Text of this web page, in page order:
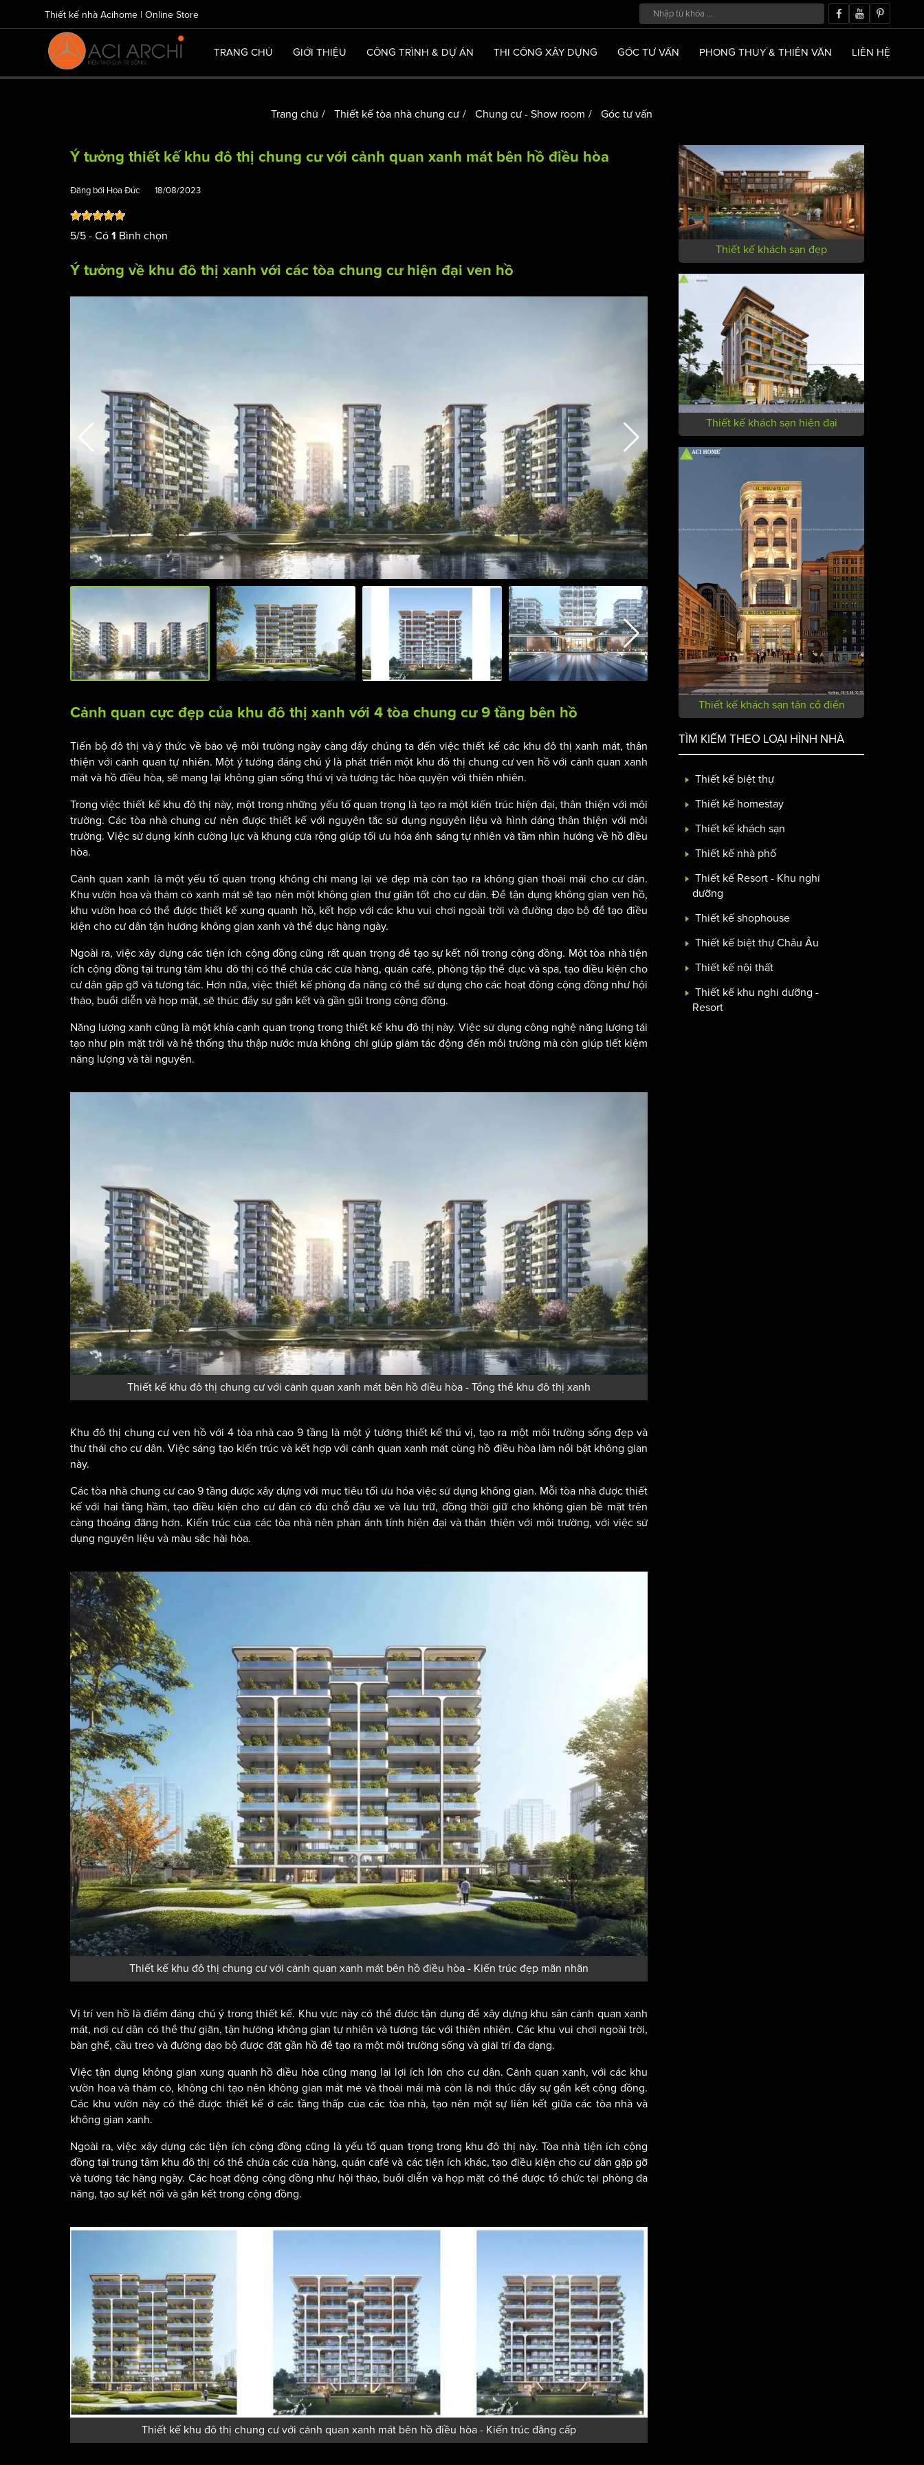
Thiết kế nhà Acihome | Online Store
TRANG CHỦ GIỚI THIỆU CÔNG TRÌNH & DỰ ÁN THI CÔNG XÂY DỰNG GÓC TƯ VẤN PHONG THUỶ & THIÊN VĂN LIÊN HỆ
Trang chủ Thiết kế tòa nhà chung cư Chung cư - Show room Góc tư vấn
Ý tưởng thiết kế khu đô thị chung cư với cảnh quan xanh mát bên hồ điều hòa
Đăng bởi Họa Đức 18/08/2023
5/5 - Có 1 Bình chọn
Ý tưởng về khu đô thị xanh với các tòa chung cư hiện đại ven hồ
Cảnh quan cực đẹp của khu đô thị xanh với 4 tòa chung cư 9 tầng bên hồ
Tiến bộ đô thị và ý thức về bảo vệ môi trường ngày càng đẩy chúng ta đến việc thiết kế các khu đô thị xanh mát, thân
thiện với cảnh quan tự nhiên. Một ý tưởng đáng chú ý là phát triển một khu đô thị chung cư ven hồ với cảnh quan xanh
mát và hồ điều hòa, sẽ mang lại không gian sống thú vị và tương tác hòa quyện với thiên nhiên.
Trong việc thiết kế khu đô thị này, một trong những yếu tố quan trọng là tạo ra một kiến trúc hiện đại, thân thiện với môi
trường. Các tòa nhà chung cư nên được thiết kế với nguyên tắc sử dụng nguyên liệu và hình dáng thân thiện với môi
trường. Việc sử dụng kính cường lực và khung cửa rộng giúp tối ưu hóa ánh sáng tự nhiên và tầm nhìn hướng về hồ điều
hòa.
Cảnh quan xanh là một yếu tố quan trọng không chỉ mang lại vẻ đẹp mà còn tạo ra không gian thoải mái cho cư dân.
Khu vườn hoa và thảm cỏ xanh mát sẽ tạo nên một không gian thư giãn tốt cho cư dân. Để tận dụng không gian ven hồ,
khu vườn hoa có thể được thiết kế xung quanh hồ, kết hợp với các khu vui chơi ngoài trời và đường dạo bộ để tạo điều
kiện cho cư dân tận hưởng không gian xanh và thể dục hàng ngày.
Ngoài ra, việc xây dựng các tiện ích cộng đồng cũng rất quan trọng để tạo sự kết nối trong cộng đồng. Một tòa nhà tiện
ích cộng đồng tại trung tâm khu đô thị có thể chứa các cửa hàng, quán café, phòng tập thể dục và spa, tạo điều kiện cho
cư dân gặp gỡ và tương tác. Hơn nữa, việc thiết kế phòng đa năng có thể sử dụng cho các hoạt động cộng đồng như hội
thảo, buổi diễn và họp mặt, sẽ thúc đẩy sự gắn kết và gần gũi trong cộng đồng.
Năng lượng xanh cũng là một khía cạnh quan trọng trong thiết kế khu đô thị này. Việc sử dụng công nghệ năng lượng tái
tạo như pin mặt trời và hệ thống thu thập nước mưa không chỉ giúp giảm tác động đến môi trường mà còn giúp tiết kiệm
năng lượng và tài nguyên.
Thiết kế khu đô thị chung cư với cảnh quan xanh mát bên hồ điều hòa - Tổng thể khu đô thị xanh
Khu đô thị chung cư ven hồ với 4 tòa nhà cao 9 tầng là một ý tưởng thiết kế thú vị, tạo ra một môi trường sống đẹp và
thư thái cho cư dân. Việc sáng tạo kiến trúc và kết hợp với cảnh quan xanh mát cùng hồ điều hòa làm nổi bật không gian
này.
Các tòa nhà chung cư cao 9 tầng được xây dựng với mục tiêu tối ưu hóa việc sử dụng không gian. Mỗi tòa nhà được thiết
kế với hai tầng hầm, tạo điều kiện cho cư dân có đủ chỗ đậu xe và lưu trữ, đồng thời giữ cho không gian bề mặt trên
càng thoáng đãng hơn. Kiến trúc của các tòa nhà nên phản ánh tính hiện đại và thân thiện với môi trường, với việc sử
dụng nguyên liệu và màu sắc hài hòa.
Thiết kế khu đô thị chung cư với cảnh quan xanh mát bên hồ điều hòa - Kiến trúc đẹp mãn nhãn
Vị trí ven hồ là điểm đáng chú ý trong thiết kế. Khu vực này có thể được tận dụng để xây dựng khu sân cảnh quan xanh
mát, nơi cư dân có thể thư giãn, tận hưởng không gian tự nhiên và tương tác với thiên nhiên. Các khu vui chơi ngoài trời,
bàn ghế, cầu treo và đường dạo bộ được đặt gần hồ để tạo ra một môi trường sống và giải trí đa dạng.
Việc tận dụng không gian xung quanh hồ điều hòa cũng mang lại lợi ích lớn cho cư dân. Cảnh quan xanh, với các khu
vườn hoa và thảm cỏ, không chỉ tạo nên không gian mát mẻ và thoải mái mà còn là nơi thúc đẩy sự gắn kết cộng đồng.
Các khu vườn này có thể được thiết kế ở các tầng thấp của các tòa nhà, tạo nên một sự liên kết giữa các tòa nhà và
không gian xanh.
Ngoài ra, việc xây dựng các tiện ích cộng đồng cũng là yếu tố quan trọng trong khu đô thị này. Tòa nhà tiện ích cộng
đồng tại trung tâm khu đô thị có thể chứa các cửa hàng, quán café và các tiện ích khác, tạo điều kiện cho cư dân gặp gỡ
và tương tác hàng ngày. Các hoạt động cộng đồng như hội thảo, buổi diễn và họp mặt có thể được tổ chức tại phòng đa
năng, tạo sự kết nối và gắn kết trong cộng đồng.
Thiết kế khu đô thị chung cư với cảnh quan xanh mát bên hồ điều hòa - Kiến trúc đẳng cấp
Thiết kế khách sạn đẹp
Thiết kế khách sạn hiện đại
Thiết kế khách sạn tân cổ điển
TÌM KIẾM THEO LOẠI HÌNH NHÀ
Thiết kế biệt thự
Thiết kế homestay
Thiết kế khách sạn
Thiết kế nhà phố
Thiết kế Resort - Khu nghỉ
dưỡng
Thiết kế shophouse
Thiết kế biệt thự Châu Âu
Thiết kế nội thất
Thiết kế khu nghỉ dưỡng -
Resort